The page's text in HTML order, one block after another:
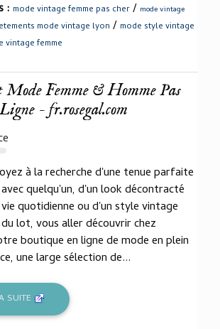
: mode vintage femme pas cher / mode vintage
mode vintage lyon / mode style vintage
vintage femme
Mode Femme & Homme Pas
- fr.rosegal.com
à la recherche d'une tenue parfaite
quelqu'un, d'un look décontracté
quotidienne ou d'un style vintage
lot, vous aller découvrir chez
boutique en ligne de mode en plein
une large sélection de...
SUITE